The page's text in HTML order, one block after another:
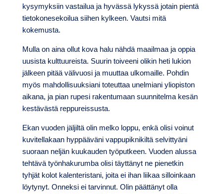
kysymyksiin vastailua ja hyvässä lykyssä jotain pientä
tietokonesekoilua siihen kylkeen. Vautsi mitä
kokemusta.
Mulla on aina ollut kova halu nähdä maailmaa ja oppia
uusista kulttuureista. Suurin toiveeni olikin heti lukion
jälkeen pitää välivuosi ja muuttaa ulkomaille. Pohdin
myös mahdollisuuksiani toteuttaa unelmiani yliopiston
aikana, ja pian rupesi rakentumaan suunnitelma kesän
kestävästä reppureissusta.
Ekan vuoden jäljiltä olin melko loppu, enkä olisi voinut
kuvitellakaan hyppääväni vappupiknikiltä selvittyäni
suoraan neljän kuukauden työputkeen. Vuoden alussa
tehtävä työnhakurumba olisi täyttänyt ne pienetkin
tyhjät kolot kalenteristani, joita ei ihan liikaa silloinkaan
löytynyt. Onneksi ei tarvinnut. Olin päättänyt olla